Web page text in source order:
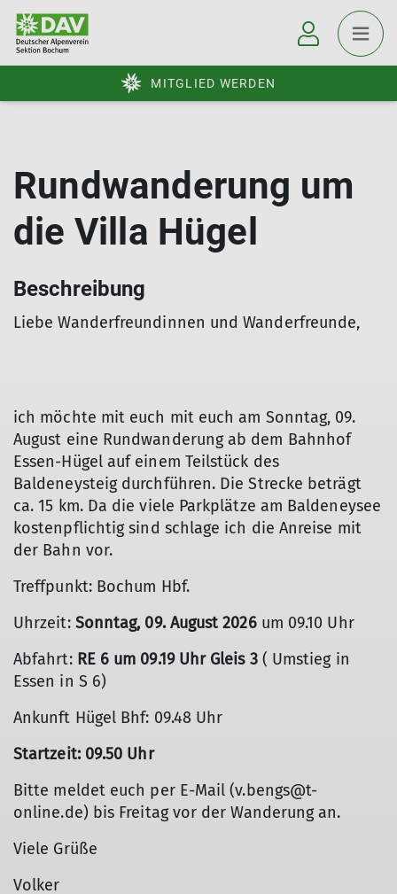
MITGLIED WERDEN
Rundwanderung um
die Villa Hügel
Beschreibung
Liebe Wanderfreundinnen und Wanderfreunde,
ich möchte mit euch mit euch am Sonntag, 09.
August eine Rundwanderung ab dem Bahnhof
Essen-Hügel auf einem Teilstück des
Baldeneysteig durchführen. Die Strecke beträgt
ca. 15 km. Da die viele Parkplätze am Baldeneysee
kostenpflichtig sind schlage ich die Anreise mit
der Bahn vor.
Treffpunkt: Bochum Hbf.
Uhrzeit:Sonntag, 09. August 2026 um 09.10 Uhr
Abfahrt:RE 6 um 09.19 Uhr Gleis 3( Umstieg in
Essen in S 6)
Ankunft Hügel Bhf: 09.48 Uhr
Startzeit: 09.50 Uhr
Bitte meldet euch per E-Mail (v.bengs@t-
online.de) bis Freitag vor der Wanderung an.
Viele Grüße
Volker